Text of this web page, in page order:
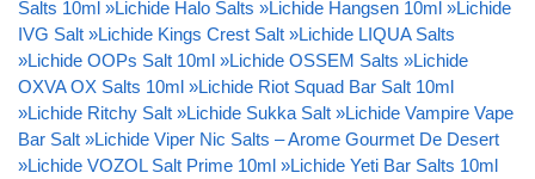
Salts 10ml »Lichide Halo Salts »Lichide Hangsen 10ml »Lichide
IVG Salt »Lichide Kings Crest Salt »Lichide LIQUA Salts
»Lichide OOPs Salt 10ml »Lichide OSSEM Salts »Lichide
OXVA OX Salts 10ml »Lichide Riot Squad Bar Salt 10ml
»Lichide Ritchy Salt »Lichide Sukka Salt »Lichide Vampire Vape
Bar Salt »Lichide Viper Nic Salts – Arome Gourmet De Desert
»Lichide VOZOL Salt Prime 10ml »Lichide Yeti Bar Salts 10ml